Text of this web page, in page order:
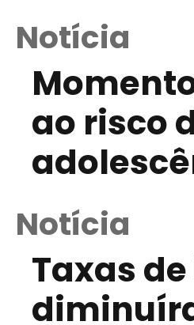
Notícia
ao risco
Notícia
Taxas